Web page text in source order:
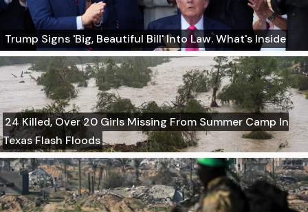
Trump Signs 'Big, Beautiful Bill' Into Law. What's Inside
24 Killed, Over 20 Girls Missing From Summer Camp In
Texas Flash Floods